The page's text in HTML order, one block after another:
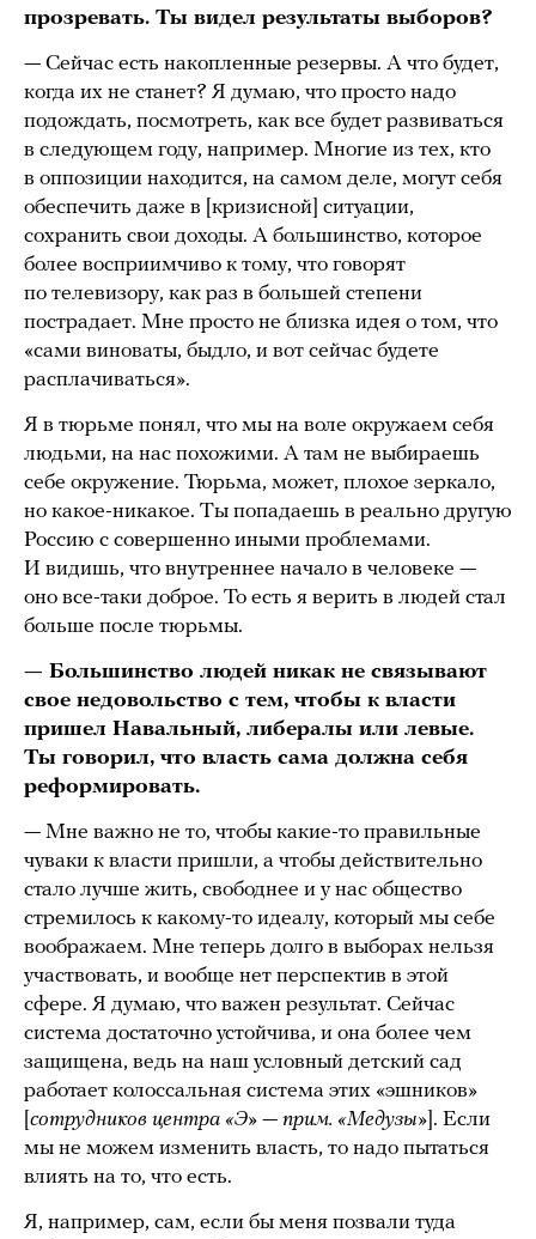
прозревать. Ты видел результаты выборов?
— Сейчас есть накопленные резервы. А что будет,
когда их не станет? Я думаю, что просто надо
подождать, посмотреть, как все будет развиваться
в следующем году, например. Многие из тех, кто
в оппозиции находится, на самом деле, могут себя
обеспечить даже в [кризисной] ситуации,
сохранить свои доходы. А большинство, которое
более восприимчиво к тому, что говорят
по телевизору, как раз в большей степени
пострадает. Мне просто не близка идея о том, что
«сами виноваты, быдло, и вот сейчас будете
расплачиваться».
Я в тюрьме понял, что мы на воле окружаем себя
людьми, на нас похожими. А там не выбираешь
себе окружение. Тюрьма, может, плохое зеркало,
но какое-никакое. Ты попадаешь в реально другую
Россию с совершенно иными проблемами.
И видишь, что внутреннее начало в человеке —
оно все-таки доброе. То есть я верить в людей стал
больше после тюрьмы.
— Большинство людей никак не связывают
свое недовольство с тем, чтобы к власти
пришел Навальный, либералы или левые.
Ты говорил, что власть сама должна себя
реформировать.
— Мне важно не то, чтобы какие-то правильные
чуваки к власти пришли, а чтобы действительно
стало лучше жить, свободнее и у нас общество
стремилось к какому-то идеалу, который мы себе
воображаем. Мне теперь долго в выборах нельзя
участвовать, и вообще нет перспектив в этой
сфере. Я думаю, что важен результат. Сейчас
система достаточно устойчива, и она более чем
защищена, ведь на наш условный детский сад
работает колоссальная система этих «эшников»
сотрудников центра «Э» — прим. «Медузы» ]. Если
мы не можем изменить власть, то надо пытаться
влиять на то, что есть.
Я, например, сам, если бы меня позвали туда